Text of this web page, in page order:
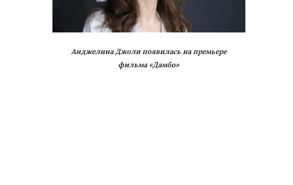
Анджелина Джоли появилась на премьере
фильма «Дамбо»